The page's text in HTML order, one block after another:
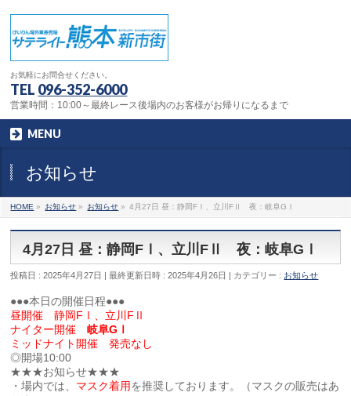
お気軽にお問合せください。
TEL 096-352-6000
営業時間：10:00～最終レース後場内のお客様がお帰りになるまで
MENU
お知らせ
HOME » お知らせ » お知らせ » 4月27日 昼：静岡FⅠ、立川FⅡ 夜：岐阜GⅠ
4月27日 昼：静岡FⅠ、立川FⅡ 夜：岐阜GⅠ
投稿日 : 2025年4月27日 最終更新日時 : 2025年4月26日 カテゴリー : お知らせ
●●●本日の開催日程●●●
昼開催 静岡FⅠ、立川FⅡ
ナイター開催岐阜GⅠ
ミッドナイト開催 発売なし
◎開場10:00
★★★お知らせ★★★
・場内では、 マスク着用を推奨しております。（マスクの販売はあ